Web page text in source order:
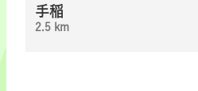
手稲
2.5 km